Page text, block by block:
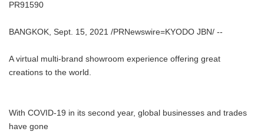
PR91590
BANGKOK, Sept. 15, 2021 /PRNewswire=KYODO JBN/ --
A virtual multi-brand showroom experience offering great
creations to the world.
With COVID-19 in its second year, global businesses and trades
have gone